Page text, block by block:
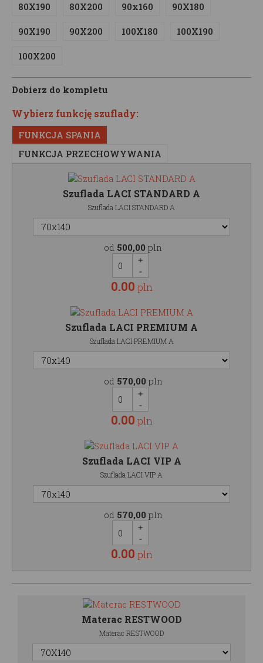
80X190 80X200 90x160 90X180
90X190 90X200 100X180 100X190
100X200
Dobierz do kompletu
Wybierz funkcję szuflady:
FUNKCJA SPANIA
FUNKCJA PRZECHOWYWANIA
Szuflada LACI STANDARD A
Szuflada LACI STANDARD A
od 500,00 pln
0.00 pln
Szuflada LACI PREMIUM A
Szuflada LACI PREMIUM A
od 570,00 pln
0.00 pln
Szuflada LACI VIP A
Szuflada LACI VIP A
od 570,00 pln
0.00 pln
Materac RESTWOOD
Materac RESTWOOD